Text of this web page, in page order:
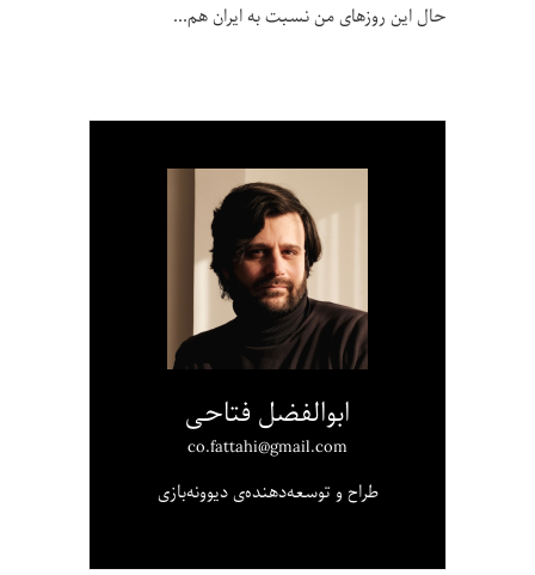
حال این روزهای من نسبت به ایران هم
ابوالفضل فتاحی
co.fattahi@gmail.com
طراح و توسعه‌دهنده‌ی دیوونه‌بازی